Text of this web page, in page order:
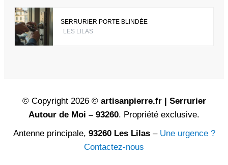
SERRURIER PORTE BLINDÉE
LES LILAS
© Copyright 2026 © artisanpierre.fr | Serrurier
Autour de Moi – 93260. Propriété exclusive.
Antenne principale, 93260 Les Lilas– Une urgence ?
Contactez-nous